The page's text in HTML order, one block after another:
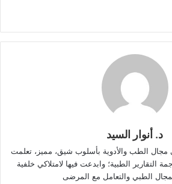
د. أنوار السيد
مجال الطب والأدوية بأسلوب شيق، مميز، تعلمت
التقارير الطبية؛ وابدعت فيها لامتلاكي خلفية
الطبي والتعامل مع المرضى